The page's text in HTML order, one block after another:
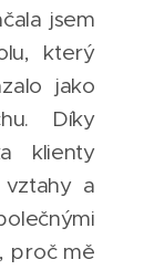
jsem
který
jako
Díky
klienty
a
proč mě